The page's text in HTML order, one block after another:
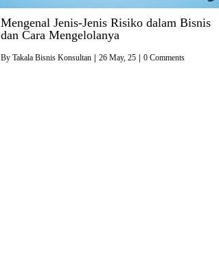
Mengenal Jenis-Jenis Risiko dalam Bisnis
dan Cara Mengelolanya
By Takala Bisnis Konsultan | 26 May, 25 | 0 Comments